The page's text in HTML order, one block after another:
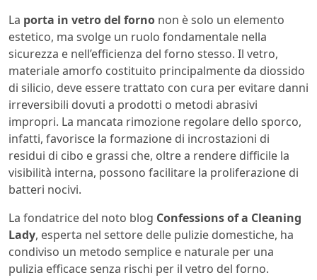
La porta in vetro del forno non è solo un elemento
estetico, ma svolge un ruolo fondamentale nella
sicurezza e nell’efficienza del forno stesso. Il vetro,
materiale amorfo costituito principalmente da diossido
di silicio, deve essere trattato con cura per evitare danni
irreversibili dovuti a prodotti o metodi abrasivi
impropri. La mancata rimozione regolare dello sporco,
infatti, favorisce la formazione di incrostazioni di
residui di cibo e grassi che, oltre a rendere difficile la
visibilità interna, possono facilitare la proliferazione di
batteri nocivi.
La fondatrice del noto blog Confessions of a Cleaning
Lady, esperta nel settore delle pulizie domestiche, ha
condiviso un metodo semplice e naturale per una
pulizia efficace senza rischi per il vetro del forno.